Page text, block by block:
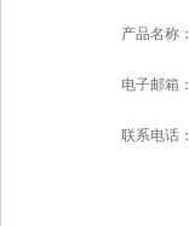
产品名称：
电子邮箱：
联系电话：